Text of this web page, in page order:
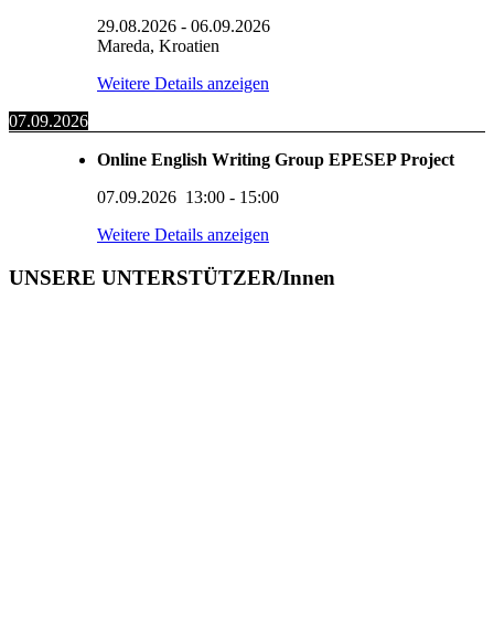
29.08.2026 - 06.09.2026
Mareda, Kroatien
Weitere Details anzeigen
07.09.2026
Online English Writing Group EPESEP Project
07.09.2026 13:00 - 15:00
Weitere Details anzeigen
UNSERE UNTERSTÜTZER/Innen